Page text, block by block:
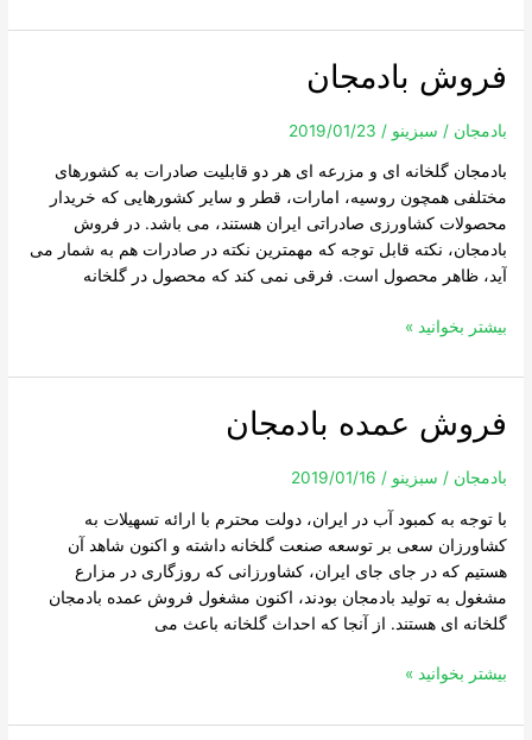
فروش بادمجان
بادمجان / سبزینو/
2019/01/23
بادمجان گلخانه ای و مزرعه ای هر دو قابلیت صادرات به کشورهای
مختلفی همچون روسیه، امارات، قطر و سایر کشورهایی که خریدار
محصولات کشاورزی صادراتی ایران هستند، می باشد. در فروش
بادمجان، نکته قابل توجه که مهمترین نکته در صادرات هم به شمار می
آید، ظاهر محصول است. فرقی نمی کند که محصول در گلخانه
فروش
بادمجان
بیشتر بخوانید »
فروش عمده بادمجان
بادمجان / سبزینو/
2019/01/16
با توجه به کمبود آب در ایران، دولت محترم با ارائه تسهیلات به
کشاورزان سعی بر توسعه صنعت گلخانه داشته و اکنون شاهد آن
هستیم که در جای جای ایران، کشاورزانی که روزگاری در مزارع
مشغول به تولید بادمجان بودند، اکنون مشغول فروش عمده بادمجان
گلخانه ای هستند. از آنجا که احداث گلخانه باعث می
فروش
عمده
بادمجان
بیشتر بخوانید »